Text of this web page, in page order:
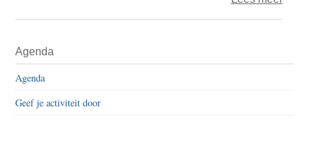
in
Sidebar
Agenda
Agenda
Geef je activiteit door